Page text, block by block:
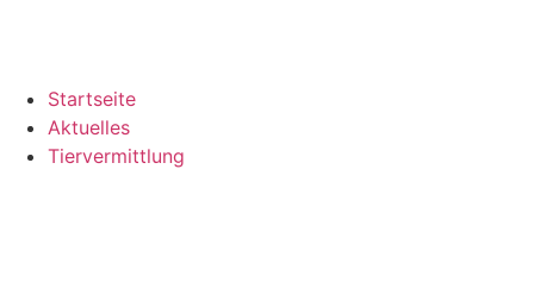
Startseite
Aktuelles
Tiervermittlung